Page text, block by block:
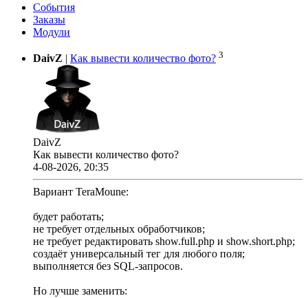
События
Заказы
Модули
DaivZ | Как вывести количество фото? 3
DaivZ
Как вывести количество фото?
4-08-2026, 20:35
Вариант TeraMoune:
будет работать;
не требует отдельных обработчиков;
не требует редактировать show.full.php и show.short.php;
создаёт универсальный тег для любого поля;
выполняется без SQL-запросов.
Но лучше заменить: